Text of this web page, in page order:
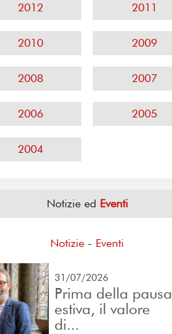
2012 2011
2010 2009
2008 2007
2006 2005
2004
Notizie ed Eventi
Notizie - Eventi
31/07/2026
Prima della pausa
estiva, il valore
di...